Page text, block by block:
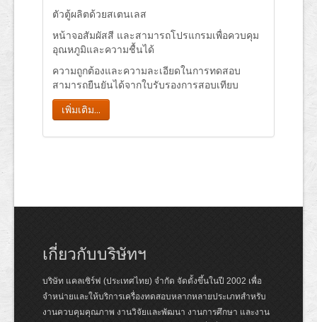
ตัวตู้ผลิตด้วยสเตนเลส
หน้าจอสัมผัสสี และสามารถโปรแกรมเพื่อควบคุม
อุณหภูมิและความชื้นได้
ความถูกต้องและความละเอียดในการทดสอบ
สามารถยืนยันได้จากใบรับรองการสอบเทียบ
เพิ่มเติม...
เกี่ยวกับบริษัทฯ
บริษัท แคลเซิร์ฟ (ประเทศไทย) จำกัด จัดตั้งขึ้นในปี 2002 เพื่อ
จำหน่ายและให้บริการเครื่องทดสอบหลากหลายประเภทสำหรับ
งานควบคุมคุณภาพ งานวิจัยและพัฒนา งานการศึกษา และงาน